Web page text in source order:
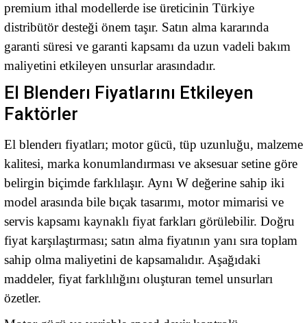
premium ithal modellerde ise üreticinin Türkiye
distribütör desteği önem taşır. Satın alma kararında
garanti süresi ve garanti kapsamı da uzun vadeli bakım
maliyetini etkileyen unsurlar arasındadır.
El Blenderı Fiyatlarını Etkileyen
Faktörler
El blenderı fiyatları; motor gücü, tüp uzunluğu, malzeme
kalitesi, marka konumlandırması ve aksesuar setine göre
belirgin biçimde farklılaşır. Aynı W değerine sahip iki
model arasında bile bıçak tasarımı, motor mimarisi ve
servis kapsamı kaynaklı fiyat farkları görülebilir. Doğru
fiyat karşılaştırması; satın alma fiyatının yanı sıra toplam
sahip olma maliyetini de kapsamalıdır. Aşağıdaki
maddeler, fiyat farklılığını oluşturan temel unsurları
özetler.